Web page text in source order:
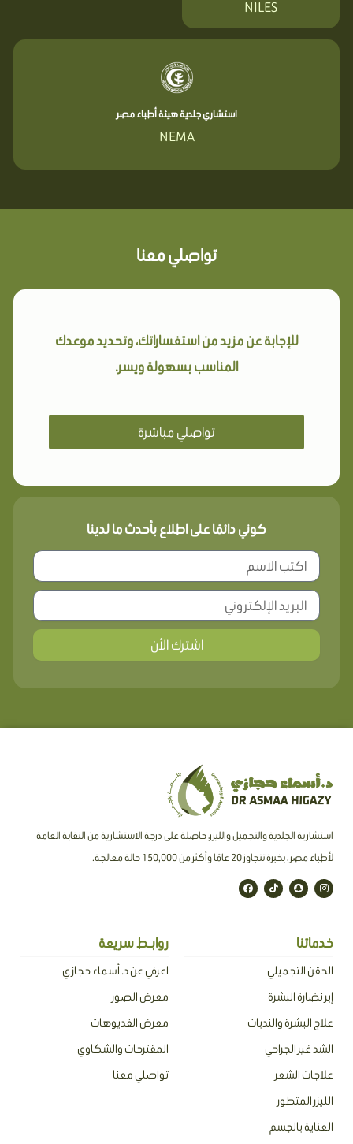
NILES
استشاري جلدية هيئة أطباء مصر
NEMA
تواصلي معنا
للإجابة عن مزيد من استفساراتك، وتحديد موعدك
المناسب بسهولة ويسر.
تواصلي مباشرة
كوني دائمًا على اطلاع بأحدث ما لدينا
اشترك الأن
استشارية الجلدية والتجميل والليزر، حاصلة على درجة الاستشارية من النقابة العامة
لأطباء مصر ، بخبرة تتجاوز 20 عامًا وأكثر من 150,000 حالة معالجة.
I
n
s
a
S
n
a
a
t
T
i
k
F
a
c
خدماتنا
الحقن التجميلي
إبر نضارة البشرة
علاج البشرة والندبات
الشد غير الجراحي
علاجات الشعر
الليزر المتطور
العناية بالجسم
روابـط سريعة
اعرفي عن د. أسماء حجازي
معرض الصور
معرض الفديوهات
المقترحات والشكاوي
تواصلي معنا